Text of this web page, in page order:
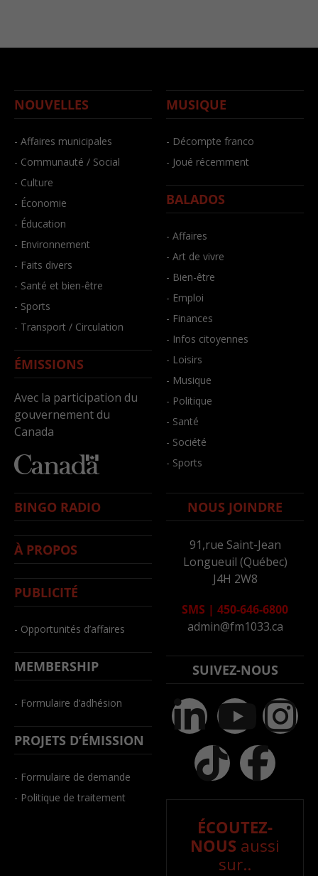
NOUVELLES
- Affaires municipales
- Communauté / Social
- Culture
- Économie
- Éducation
- Environnement
- Faits divers
- Santé et bien-être
- Sports
- Transport / Circulation
ÉMISSIONS
Avec la participation du
gouvernement du
Canada
MUSIQUE
- Décompte franco
- Joué récemment
BALADOS
- Affaires
- Art de vivre
- Bien-être
- Emploi
- Finances
- Infos citoyennes
- Loisirs
- Musique
- Politique
- Santé
- Société
- Sports
BINGO RADIO
À PROPOS
PUBLICITÉ
- Opportunités d’affaires
MEMBERSHIP
- Formulaire d’adhésion
PROJETS D’ÉMISSION
- Formulaire de demande
- Politique de traitement
NOUS JOINDRE
91,rue Saint-Jean
Longueuil (Québec)
J4H 2W8
SMS | 450-646-6800
admin@fm1033.ca
SUIVEZ-NOUS
ÉCOUTEZ-
NOUS aussi
sur..